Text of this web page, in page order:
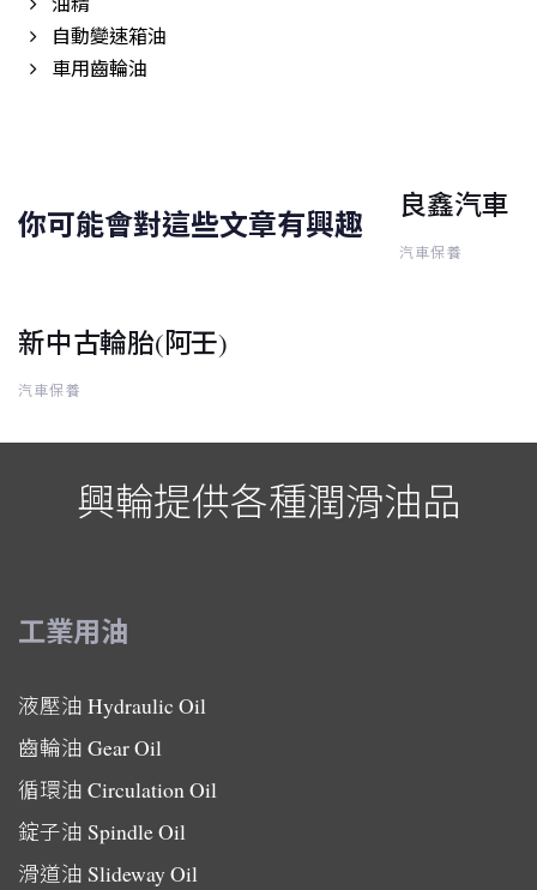
自動變速箱油
車用齒輪油
你可能會對這些文章有興趣 良鑫汽車
汽車保養
新中古輪胎(阿壬)
汽車保養
興輪提供各種潤滑油品
工業用油
液壓油 Hydraulic Oil
齒輪油 Gear Oil
循環油 Circulation Oil
錠子油 Spindle Oil
滑道油 Slideway Oil